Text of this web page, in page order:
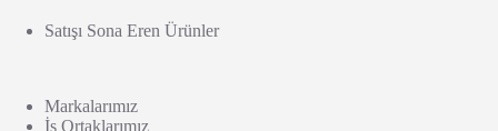
Satışı Sona Eren Ürünler
Markalarımız
İş Ortaklarımız